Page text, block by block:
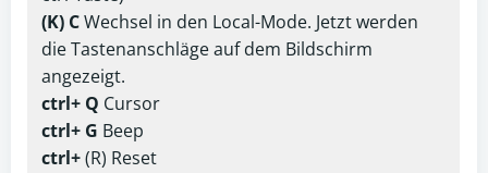
(K) CWechsel in den Local-Mode. Jetzt werden
die Tastenanschläge auf dem Bildschirm
angezeigt.
ctrl+ Q Cursor
ctrl+ G Beep
ctrl+(R) Reset